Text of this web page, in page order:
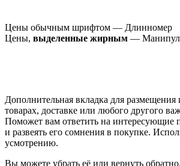
Цены обычным шрифтом — Длинномер
Цены, выделенные жирным —
Дополнительная вкладка для
товарах, доставке или любого другого
Поможет вам ответить на интересующие
и развеять его сомнения в покупке.
усмотрению.
Вы можете убрать её или вернуть